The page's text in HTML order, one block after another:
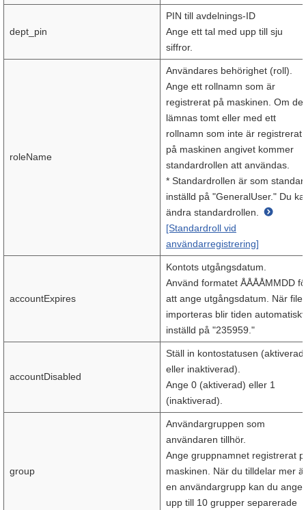
dept_pin
PIN till avdelnings-ID
Ange ett tal med upp till sju
siffror.
roleName
Användares behörighet (roll).
Ange ett rollnamn som är
registrerat på maskinen. Om det
lämnas tomt eller med ett
rollnamn som inte är registrerat
på maskinen angivet kommer
standardrollen att användas.
* Standardrollen är som
inställd på "GeneralUser." Du
ändra standardrollen.
[Standardroll vid
användarregistrering]
accountExpires
Kontots utgångsdatum.
Använd formatet ÅÅÅÅMMDD
att ange utgångsdatum. När
importeras blir tiden automatiskt
inställd på "235959."
accountDisabled
Ställ in kontostatusen (aktiverad
eller inaktiverad).
Ange 0 (aktiverad) eller 1
(inaktiverad).
group
Användargruppen som
användaren tillhör.
Ange gruppnamnet registrerat
maskinen. När du tilldelar mer
en användargrupp kan du ange
upp till 10 grupper separerade